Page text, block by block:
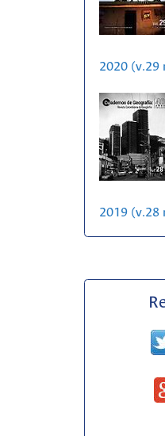
2020 (v.29
2019 (v.28